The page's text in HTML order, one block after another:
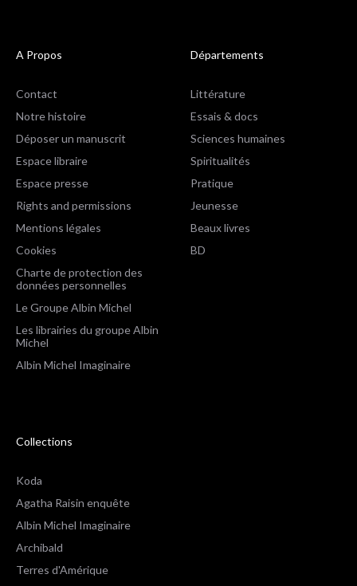
A Propos
Contact
Notre histoire
Déposer un manuscrit
Espace libraire
Espace presse
Rights and permissions
Mentions légales
Cookies
Charte de protection des
données personnelles
Le Groupe Albin Michel
Les librairies du groupe Albin
Michel
Albin Michel Imaginaire
Départements
Littérature
Essais & docs
Sciences humaines
Spiritualités
Pratique
Jeunesse
Beaux livres
BD
Collections
Koda
Agatha Raisin enquête
Albin Michel Imaginaire
Archibald
Terres d'Amérique